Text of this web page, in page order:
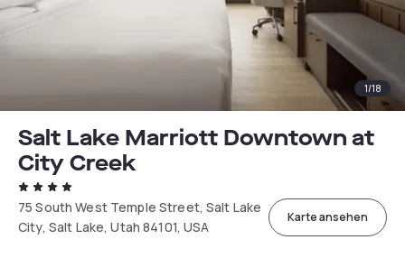
1/18
Salt Lake Marriott Downtown at
City Creek
75 South West Temple Street, Salt Lake
City, Salt Lake, Utah 84101, USA
Karte ansehen